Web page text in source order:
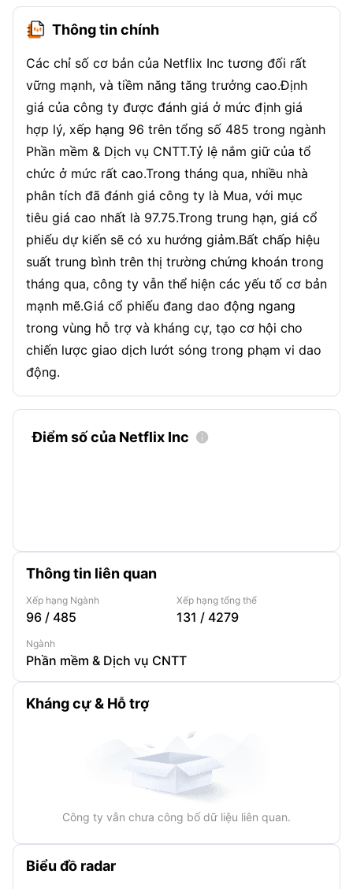
Thông tin chính
Các chỉ số cơ bản của Netflix Inc tương đối rất
vững mạnh, và tiềm năng tăng trưởng cao.Định
giá của công ty được đánh giá ở mức định giá
hợp lý, xếp hạng 96 trên tổng số 485 trong ngành
Phần mềm & Dịch vụ CNTT.Tỷ lệ nắm giữ của tổ
chức ở mức rất cao.Trong tháng qua, nhiều nhà
phân tích đã đánh giá công ty là Mua, với mục
tiêu giá cao nhất là 97.75.Trong trung hạn, giá cổ
phiếu dự kiến sẽ có xu hướng giảm.Bất chấp hiệu
suất trung bình trên thị trường chứng khoán trong
tháng qua, công ty vẫn thể hiện các yếu tố cơ bản
mạnh mẽ.Giá cổ phiếu đang dao động ngang
trong vùng hỗ trợ và kháng cự, tạo cơ hội cho
chiến lược giao dịch lướt sóng trong phạm vi dao
động.
Điểm số của Netflix Inc 
Thông tin liên quan
Xếp hạng Ngành
96 / 485
Xếp hạng tổng thể
131 / 4279
Ngành
Phần mềm & Dịch vụ CNTT
Kháng cự & Hỗ trợ
Công ty vẫn chưa công bố dữ liệu liên quan.
Biểu đồ radar